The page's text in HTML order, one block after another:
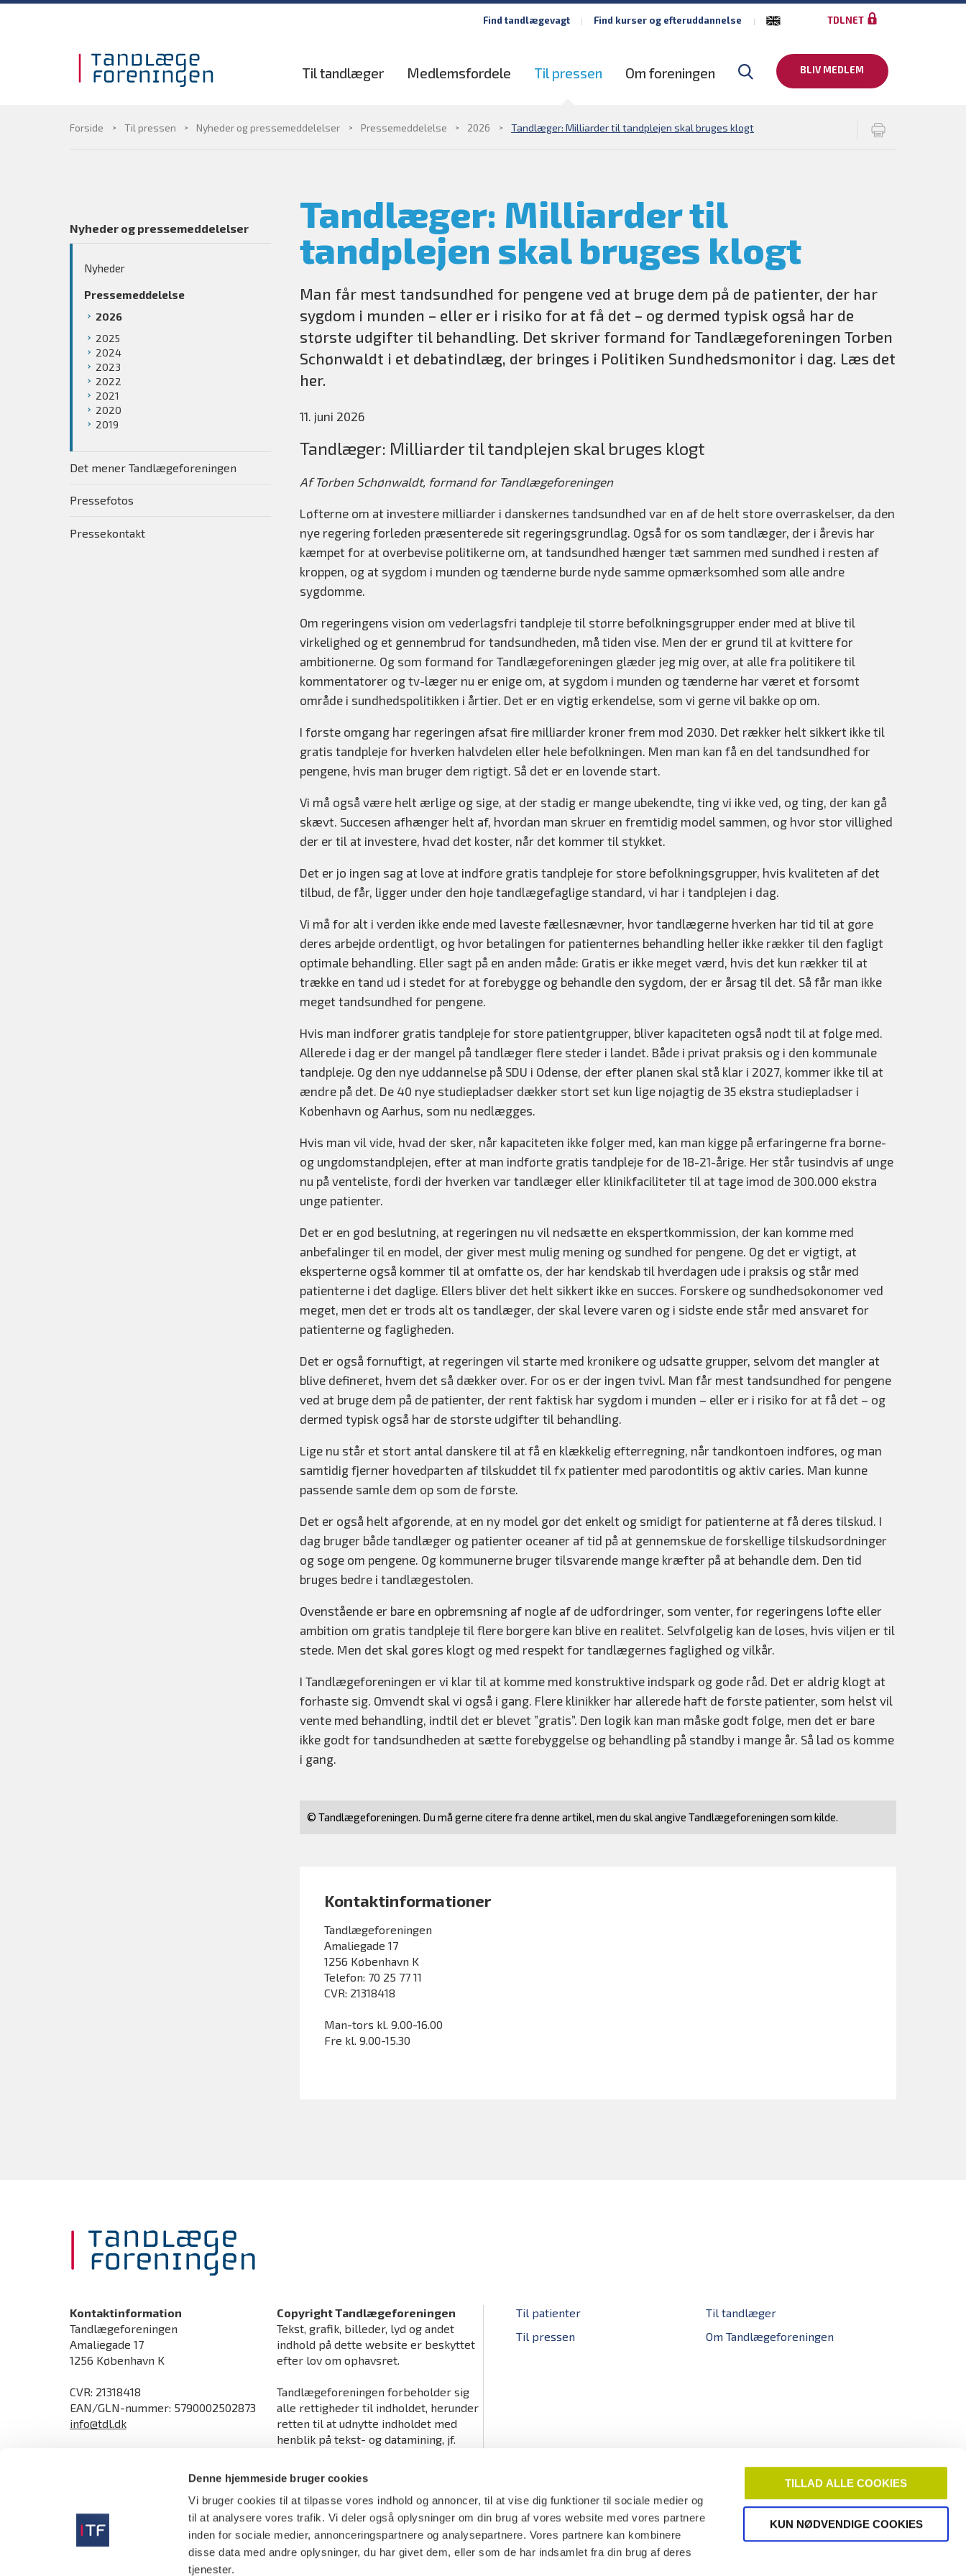
Denne hjemmeside bruger cookies
Vi bruger cookies til at tilpasse vores indhold og annoncer, til at vise dig funktioner til sociale medier og
til at analysere vores trafik. Vi deler også oplysninger om din brug af vores website med vores partnere
inden for sociale medier, annonceringspartnere og analysepartnere. Vores partnere kan kombinere
disse data med andre oplysninger, du har givet dem, eller som de har indsamlet fra din brug af deres
tjenester.
TILLAD ALLE COOKIES
KUN NØDVENDIGE COOKIES
Find tandlægevagt Find kurser og efteruddannelse TDLNET
Til tandlæger Medlemsfordele Til pressen Om foreningen BLIV MEDLEM
Forside Til pressen Nyheder og pressemeddelelser Pressemeddelelse 2026 Tandlæger: Milliarder til tandplejen skal bruges klogt
Nyheder og pressemeddelelser
Nyheder
Pressemeddelelse
2026
2025
2024
2023
2022
2021
2020
2019
Det mener Tandlægeforeningen
Pressefotos
Pressekontakt
Tandlæger: Milliarder til
tandplejen skal bruges klogt
Man får mest tandsundhed for pengene ved at bruge dem på de patienter, der har
sygdom i munden – eller er i risiko for at få det – og dermed typisk også har de
største udgifter til behandling. Det skriver formand for Tandlægeforeningen Torben
Schønwaldt i et debatindlæg, der bringes i Politiken Sundhedsmonitor i dag. Læs det
her.
11. juni 2026
Tandlæger: Milliarder til tandplejen skal bruges klogt
Af Torben Schønwaldt, formand for Tandlægeforeningen
Løfterne om at investere milliarder i danskernes tandsundhed var en af de helt store overraskelser, da den
nye regering forleden præsenterede sit regeringsgrundlag. Også for os som tandlæger, der i årevis har
kæmpet for at overbevise politikerne om, at tandsundhed hænger tæt sammen med sundhed i resten af
kroppen, og at sygdom i munden og tænderne burde nyde samme opmærksomhed som alle andre
sygdomme.
Om regeringens vision om vederlagsfri tandpleje til større befolkningsgrupper ender med at blive til
virkelighed og et gennembrud for tandsundheden, må tiden vise. Men der er grund til at kvittere for
ambitionerne. Og som formand for Tandlægeforeningen glæder jeg mig over, at alle fra politikere til
kommentatorer og tv-læger nu er enige om, at sygdom i munden og tænderne har været et forsømt
område i sundhedspolitikken i årtier. Det er en vigtig erkendelse, som vi gerne vil bakke op om.
I første omgang har regeringen afsat fire milliarder kroner frem mod 2030. Det rækker helt sikkert ikke til
gratis tandpleje for hverken halvdelen eller hele befolkningen. Men man kan få en del tandsundhed for
pengene, hvis man bruger dem rigtigt. Så det er en lovende start.
Vi må også være helt ærlige og sige, at der stadig er mange ubekendte, ting vi ikke ved, og ting, der kan gå
skævt. Succesen afhænger helt af, hvordan man skruer en fremtidig model sammen, og hvor stor villighed
der er til at investere, hvad det koster, når det kommer til stykket.
Det er jo ingen sag at love at indføre gratis tandpleje for store befolkningsgrupper, hvis kvaliteten af det
tilbud, de får, ligger under den høje tandlægefaglige standard, vi har i tandplejen i dag.
Vi må for alt i verden ikke ende med laveste fællesnævner, hvor tandlægerne hverken har tid til at gøre
deres arbejde ordentligt, og hvor betalingen for patienternes behandling heller ikke rækker til den fagligt
optimale behandling. Eller sagt på en anden måde: Gratis er ikke meget værd, hvis det kun rækker til at
trække en tand ud i stedet for at forebygge og behandle den sygdom, der er årsag til det. Så får man ikke
meget tandsundhed for pengene.
Hvis man indfører gratis tandpleje for store patientgrupper, bliver kapaciteten også nødt til at følge med.
Allerede i dag er der mangel på tandlæger flere steder i landet. Både i privat praksis og i den kommunale
tandpleje. Og den nye uddannelse på SDU i Odense, der efter planen skal stå klar i 2027, kommer ikke til at
ændre på det. De 40 nye studiepladser dækker stort set kun lige nøjagtig de 35 ekstra studiepladser i
København og Aarhus, som nu nedlægges.
Hvis man vil vide, hvad der sker, når kapaciteten ikke følger med, kan man kigge på erfaringerne fra børne-
og ungdomstandplejen, efter at man indførte gratis tandpleje for de 18-21-årige. Her står tusindvis af unge
nu på venteliste, fordi der hverken var tandlæger eller klinikfaciliteter til at tage imod de 300.000 ekstra
unge patienter.
Det er en god beslutning, at regeringen nu vil nedsætte en ekspertkommission, der kan komme med
anbefalinger til en model, der giver mest mulig mening og sundhed for pengene. Og det er vigtigt, at
eksperterne også kommer til at omfatte os, der har kendskab til hverdagen ude i praksis og står med
patienterne i det daglige. Ellers bliver det helt sikkert ikke en succes. Forskere og sundhedsøkonomer ved
meget, men det er trods alt os tandlæger, der skal levere varen og i sidste ende står med ansvaret for
patienterne og fagligheden.
Det er også fornuftigt, at regeringen vil starte med kronikere og udsatte grupper, selvom det mangler at
blive defineret, hvem det så dækker over. For os er der ingen tvivl. Man får mest tandsundhed for pengene
ved at bruge dem på de patienter, der rent faktisk har sygdom i munden – eller er i risiko for at få det – og
dermed typisk også har de største udgifter til behandling.
Lige nu står et stort antal danskere til at få en klækkelig efterregning, når tandkontoen indføres, og man
samtidig fjerner hovedparten af tilskuddet til fx patienter med parodontitis og aktiv caries. Man kunne
passende samle dem op som de første.
Det er også helt afgørende, at en ny model gør det enkelt og smidigt for patienterne at få deres tilskud. I
dag bruger både tandlæger og patienter oceaner af tid på at gennemskue de forskellige tilskudsordninger
og søge om pengene. Og kommunerne bruger tilsvarende mange kræfter på at behandle dem. Den tid
bruges bedre i tandlægestolen.
Ovenstående er bare en opbremsning af nogle af de udfordringer, som venter, før regeringens løfte eller
ambition om gratis tandpleje til flere borgere kan blive en realitet. Selvfølgelig kan de løses, hvis viljen er til
stede. Men det skal gøres klogt og med respekt for tandlægernes faglighed og vilkår.
I Tandlægeforeningen er vi klar til at komme med konstruktive indspark og gode råd. Det er aldrig klogt at
forhaste sig. Omvendt skal vi også i gang. Flere klinikker har allerede haft de første patienter, som helst vil
vente med behandling, indtil det er blevet ”gratis”. Den logik kan man måske godt følge, men det er bare
ikke godt for tandsundheden at sætte forebyggelse og behandling på standby i mange år. Så lad os komme
i gang.
© Tandlægeforeningen. Du må gerne citere fra denne artikel, men du skal angive Tandlægeforeningen som kilde.
Kontaktinformationer
Tandlægeforeningen
Amaliegade 17
1256 København K
Telefon: 70 25 77 11
CVR: 21318418
Man-tors kl. 9.00-16.00
Fre kl. 9.00-15.30
Kontaktinformation
Tandlægeforeningen
Amaliegade 17
1256 København K
CVR: 21318418
EAN/GLN-nummer: 5790002502873
info@tdl.dk
Send sikker mail og upload dokumenter
sikkert
Tlf: 70 25 77 11
Copyright Tandlægeforeningen
Tekst, grafik, billeder, lyd og andet
indhold på dette website er beskyttet
efter lov om ophavsret.
Tandlægeforeningen forbeholder sig
alle rettigheder til indholdet, herunder
retten til at udnytte indholdet med
henblik på tekst- og datamining, jf.
Til patienter
Til tandlæger
Til pressen
Om Tandlægeforeningen